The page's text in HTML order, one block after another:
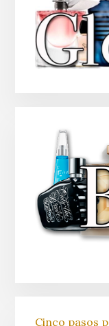
Cinco pasos